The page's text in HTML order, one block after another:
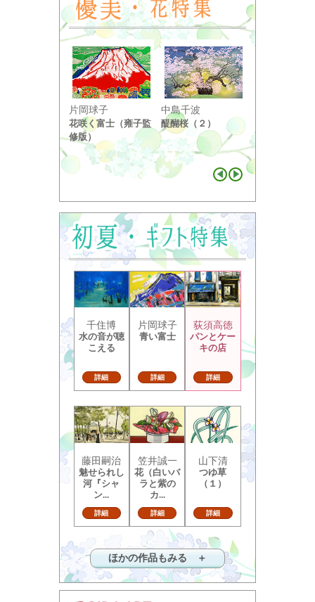
片岡球子
花咲く富士（雍子監
修版）
中島千波
醍醐桜（２）
り ...
千住博
水の音が聴
こえる
詳細
片岡球子
青い富士
詳細
荻須高徳
パンとケー
キの店
詳細
藤田嗣治
魅せられし
河『シャ
ン...
詳細
笠井誠一
花（白いバ
ラと紫の
カ...
詳細
山下清
つゆ草
（１）
詳細
ほかの作品もみる ＋